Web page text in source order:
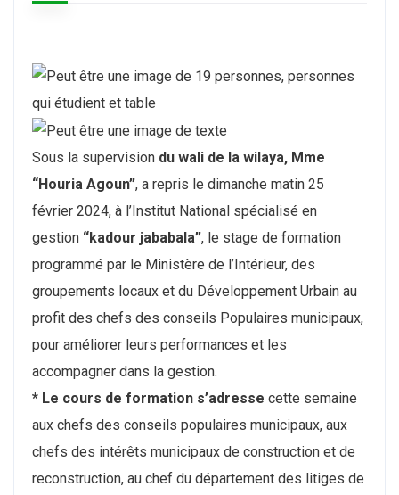
Sous la supervision du wali de la wilaya, Mme
“Houria Agoun”, a repris le dimanche matin 25
février 2024, à l’Institut National spécialisé en
gestion “kadour jababala”, le stage de formation
programmé par le Ministère de l’Intérieur, des
groupements locaux et du Développement Urbain au
profit des chefs des conseils Populaires municipaux,
pour améliorer leurs performances et les
accompagner dans la gestion.
* Le cours de formation s’adresse cette semaine
aux chefs des conseils populaires municipaux, aux
chefs des intérêts municipaux de construction et de
reconstruction, au chef du département des litiges de